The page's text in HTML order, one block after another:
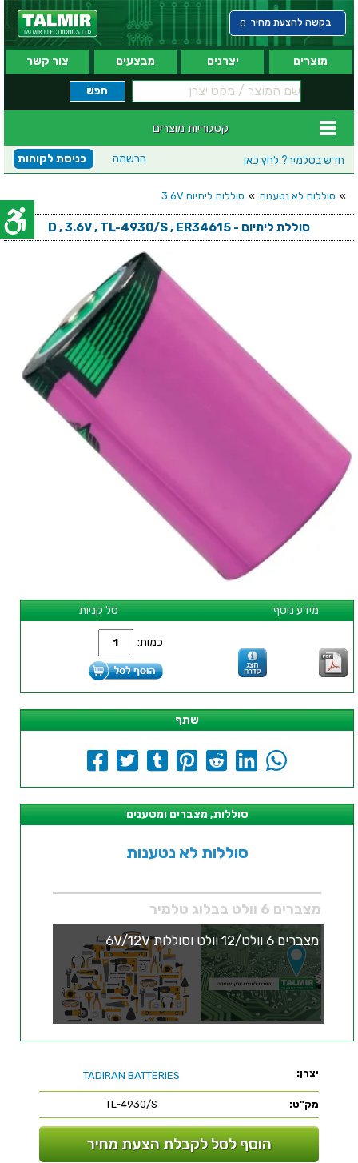
בקשה להצעת מחיר 0
מוצרים יצרנים מבצעים צור קשר
קטגוריות מוצרים
חדש בטלמיר? לחץ כאן כניסת לקוחות הרשמה
» סוללות לא נטענות » סוללות ליתיום 3.6V
סוללת ליתיום - D , 3.6V , TL-4930/S , ER34615
סל קניות מידע נוסף
כמות:
שתף
סוללות, מצברים ומטענים
סוללות לא נטענות
מצברים 6 וולט בבלוג טלמיר
מצברים 6 וולט/12 וולט וסוללות 6V/12V
יצרן: TADIRAN BATTERIES
מק"ט: TL-4930/S
הוסף לסל לקבלת הצעת מחיר